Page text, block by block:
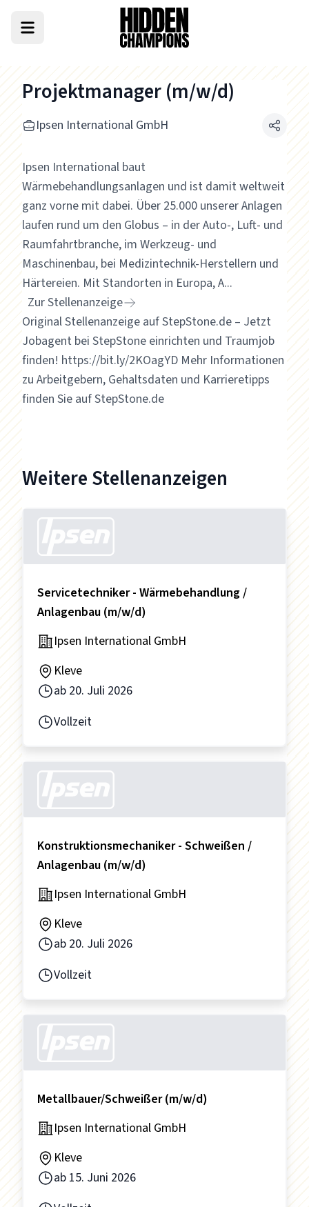
Projektmanager (m/w/d)
Ipsen International GmbH
Ipsen International baut
Wärmebehandlungsanlagen und ist damit weltweit
ganz vorne mit dabei. Über 25.000 unserer Anlagen
laufen rund um den Globus – in der Auto-, Luft- und
Raumfahrtbranche, im Werkzeug- und
Maschinenbau, bei Medizintechnik-Herstellern und
Härtereien. Mit Standorten in Europa, A...
Zur Stellenanzeige
Original Stellenanzeige auf StepStone.de – Jetzt
Jobagent bei StepStone einrichten und Traumjob
finden! https://bit.ly/2KOagYD Mehr Informationen
zu Arbeitgebern, Gehaltsdaten und Karrieretipps
finden Sie auf StepStone.de
Weitere Stellenanzeigen
Servicetechniker - Wärmebehandlung /
Anlagenbau (m/w/d)
Ipsen International GmbH
Kleve
ab 20. Juli 2026
Vollzeit
Konstruktionsmechaniker - Schweißen /
Anlagenbau (m/w/d)
Ipsen International GmbH
Kleve
ab 20. Juli 2026
Vollzeit
Metallbauer/Schweißer (m/w/d)
Ipsen International GmbH
Kleve
ab 15. Juni 2026